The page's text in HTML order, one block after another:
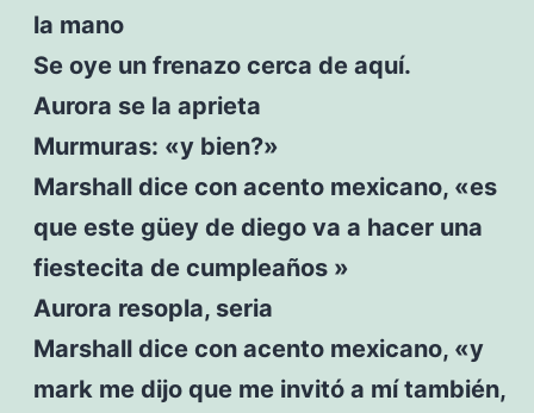
la mano
Se oye un frenazo cerca de aquí.
Aurora se la aprieta
Murmuras: «y bien?»
Marshall dice con acento mexicano, «es
que este güey de diego va a hacer una
fiestecita de cumpleaños »
Aurora resopla, seria
Marshall dice con acento mexicano, «y
mark me dijo que me invitó a mí también,